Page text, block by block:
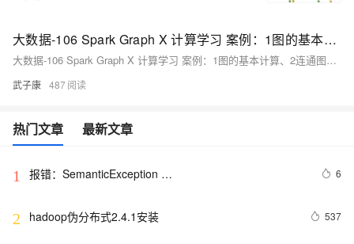
大数据-106 Spark Graph X 计算学习 案例：1图的基本计算、2连通图算法、3寻找相同的用户
大数据-106 Spark Graph X 计算学习 案例：1图的基本计算、2连通图算法、3寻找相同的用户
武子康 487
热门文章 最新文章
1
报错：SemanticException
java.lang.RuntimeException：Un
6
2 hadoop伪分布式2.4.1安装 537